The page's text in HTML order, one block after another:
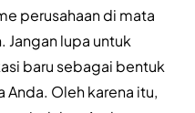
perusahaan di mata
Jangan lupa untuk
baru sebagai bentuk
Oleh karena itu,